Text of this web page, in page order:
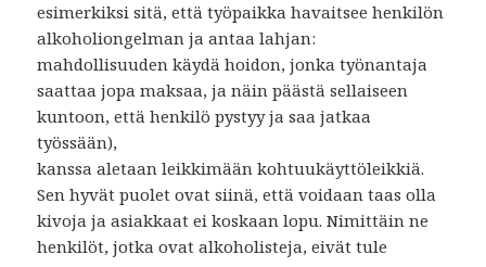
esimerkiksi sitä, että työpaikka havaitsee henkilön
alkoholiongelman ja antaa lahjan:
mahdollisuuden käydä hoidon, jonka työnantaja
saattaa jopa maksaa, ja näin päästä sellaiseen
kuntoon, että henkilö pystyy ja saa jatkaa
työssään),
kanssa aletaan leikkimään kohtuukäyttöleikkiä.
Sen hyvät puolet ovat siinä, että voidaan taas olla
kivoja ja asiakkaat ei koskaan lopu. Nimittäin ne
henkilöt, jotka ovat alkoholisteja, eivät tule